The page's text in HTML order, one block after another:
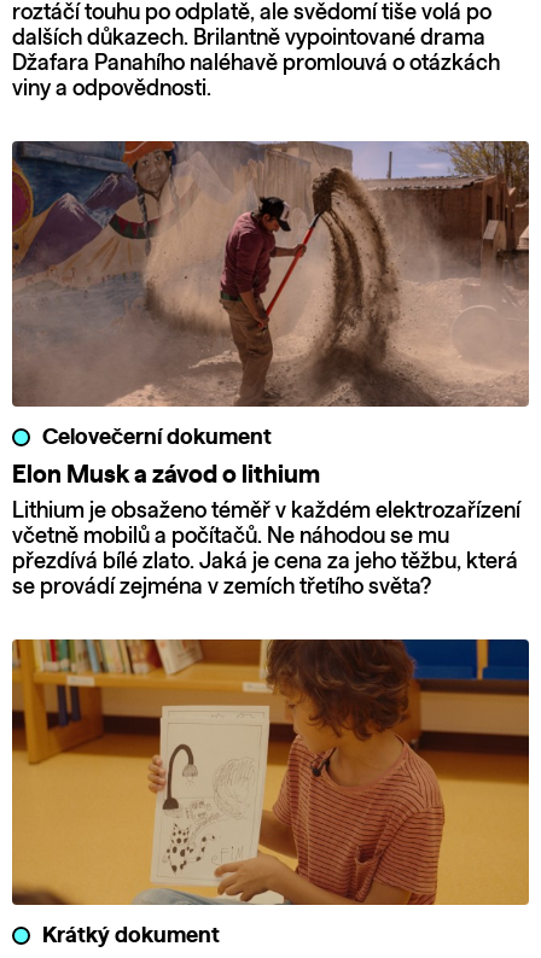
roztáčí touhu po odplatě, ale svědomí tiše volá po
dalších důkazech. Brilantně vypointované drama
Džafara Panahího naléhavě promlouvá o otázkách
viny a odpovědnosti.
Celovečerní dokument
Elon Musk a závod o lithium
Lithium je obsaženo téměř v každém elektrozařízení
včetně mobilů a počítačů. Ne náhodou se mu
přezdívá bílé zlato. Jaká je cena za jeho těžbu, která
se provádí zejména v zemích třetího světa?
Krátký dokument